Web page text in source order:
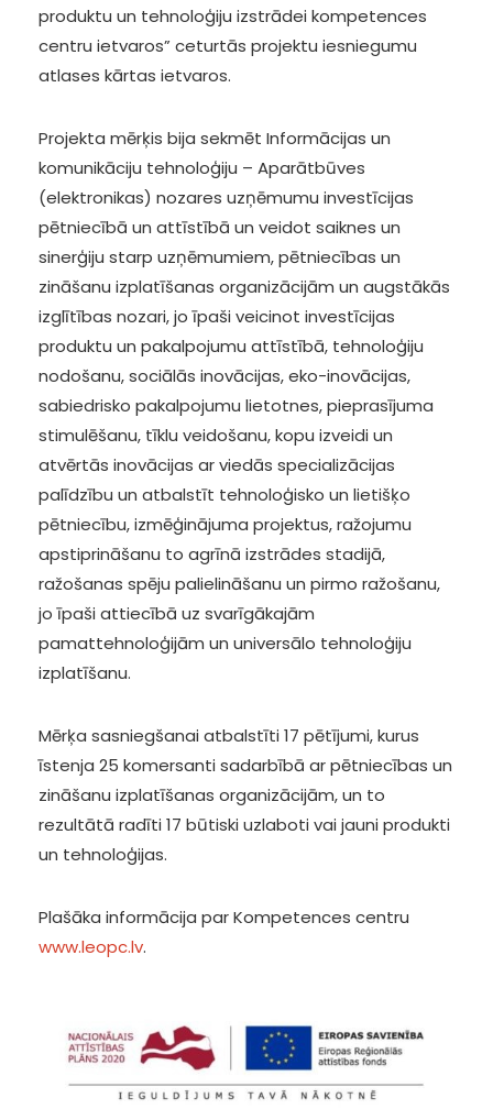
produktu un tehnoloģiju izstrādei kompetences
centru ietvaros” ceturtās projektu iesniegumu
atlases kārtas ietvaros.
Projekta mērķis bija sekmēt Informācijas un
komunikāciju tehnoloģiju – Aparātbūves
(elektronikas) nozares uzņēmumu investīcijas
pētniecībā un attīstībā un veidot saiknes un
sinerģiju starp uzņēmumiem, pētniecības un
zināšanu izplatīšanas organizācijām un augstākās
izglītības nozari, jo īpaši veicinot investīcijas
produktu un pakalpojumu attīstībā, tehnoloģiju
nodošanu, sociālās inovācijas, eko-inovācijas,
sabiedrisko pakalpojumu lietotnes, pieprasījuma
stimulēšanu, tīklu veidošanu, kopu izveidi un
atvērtās inovācijas ar viedās specializācijas
palīdzību un atbalstīt tehnoloģisko un lietišķo
pētniecību, izmēģinājuma projektus, ražojumu
apstiprināšanu to agrīnā izstrādes stadijā,
ražošanas spēju palielināšanu un pirmo ražošanu,
jo īpaši attiecībā uz svarīgākajām
pamattehnoloģijām un universālo tehnoloģiju
izplatīšanu.
Mērķa sasniegšanai atbalstīti 17 pētījumi, kurus
īstenja 25 komersanti sadarbībā ar pētniecības un
zināšanu izplatīšanas organizācijām, un to
rezultātā radīti 17 būtiski uzlaboti vai jauni produkti
un tehnoloģijas.
Plašāka informācija par Kompetences centru
www.leopc.lv.